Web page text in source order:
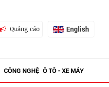
Quảng cáo English
CÔNG NGHỆ Ô TÔ - XE MÁY